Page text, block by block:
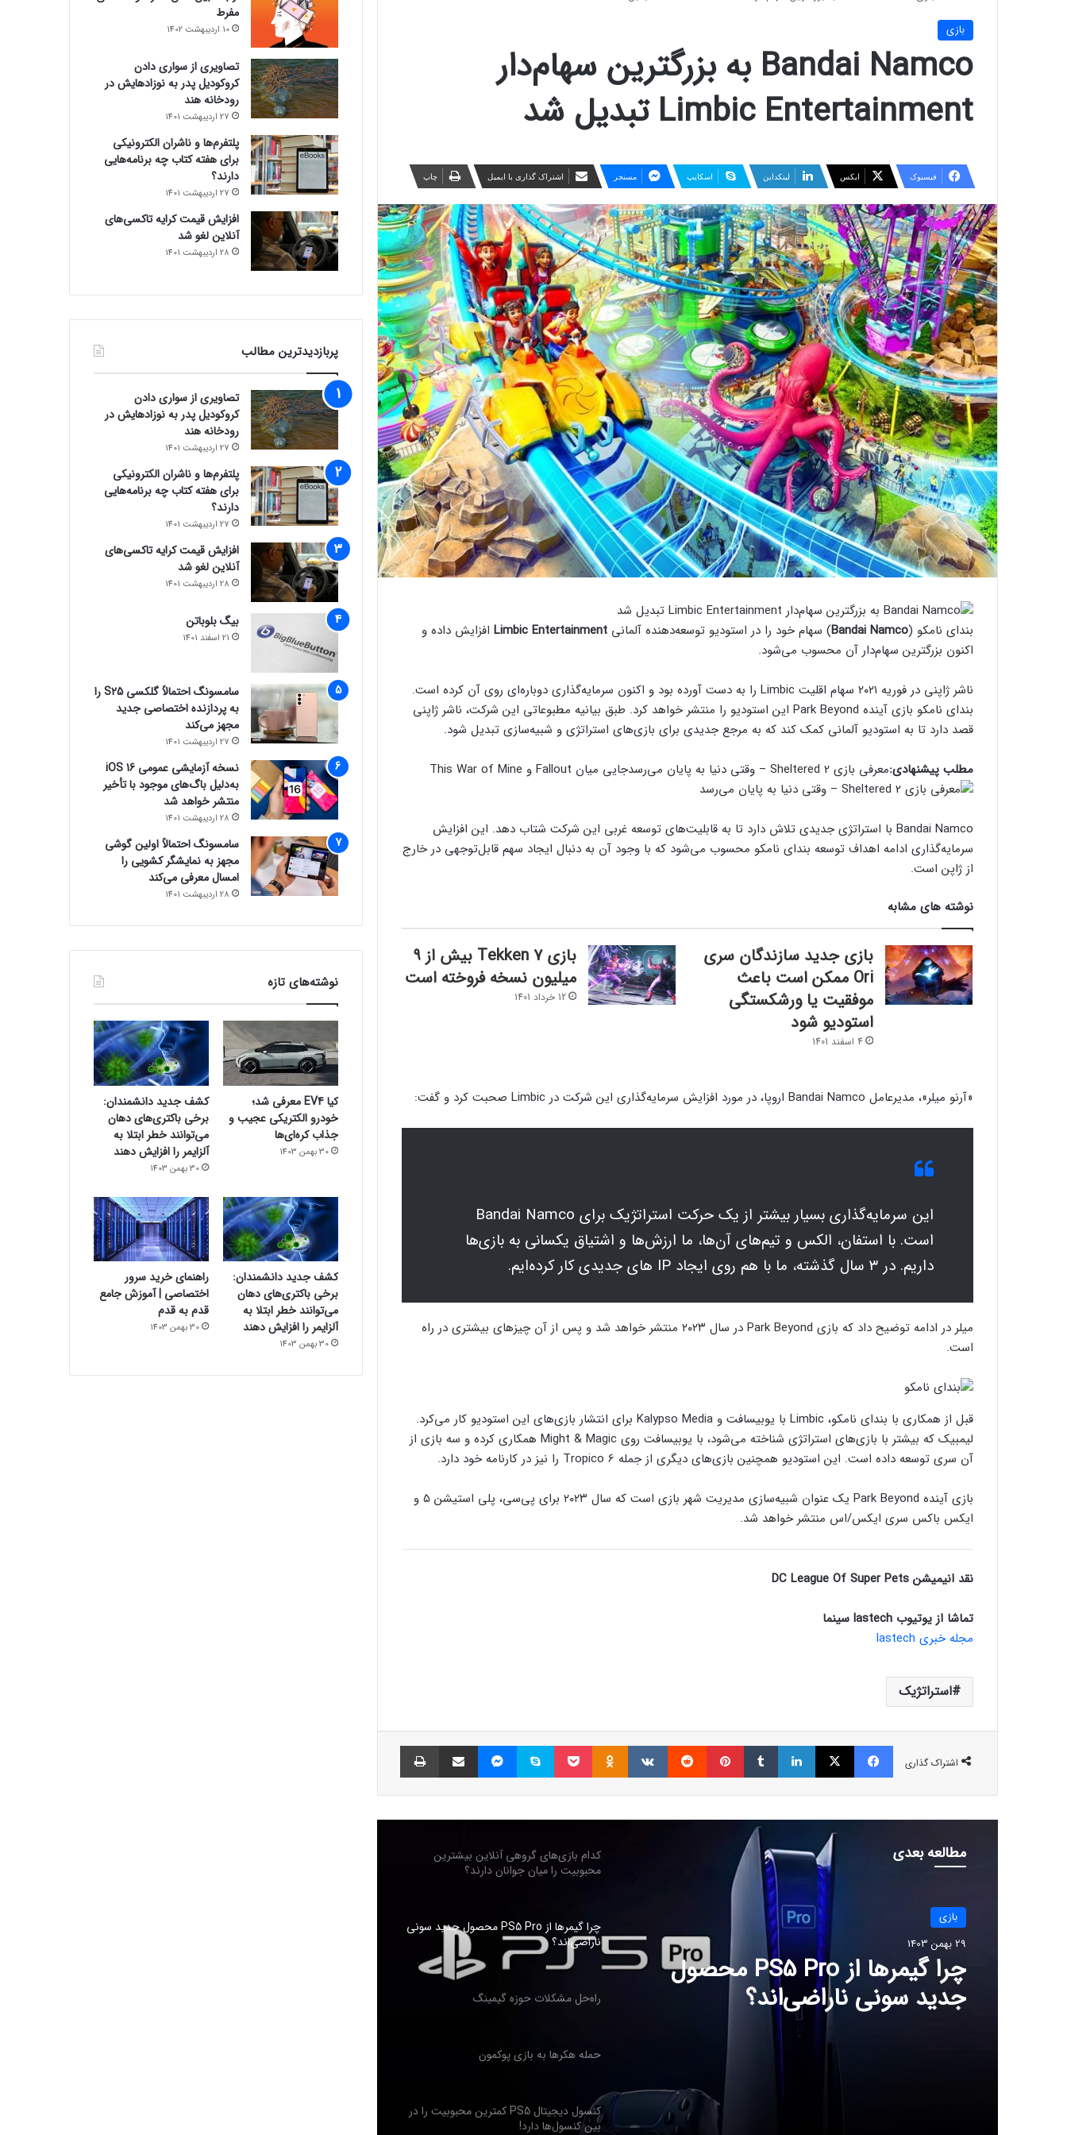
بازی
Bandai Namco به بزرگترین سهام‌دار
Limbic Entertainment تبدیل شد
فیسبوک ایکس لینکداین اسکایپ مسنجر اشتراک گذاری با ایمیل چاپ
بندای نامکو (Bandai Namco) سهام خود را در استودیو توسعه‌دهنده آلمانی Limbic Entertainment افزایش داده و
اکنون بزرگترین سهام‌دار آن محسوب می‌شود.
ناشر ژاپنی در فوریه ۲۰۲۱ سهام اقلیت Limbic را به دست آورده بود و اکنون سرمایه‌گذاری دوباره‌ای روی آن کرده است.
بندای نامکو بازی آینده Park Beyond این استودیو را منتشر خواهد کرد. طبق بیانیه مطبوعاتی این شرکت، ناشر ژاپنی
قصد دارد تا به استودیو آلمانی کمک کند که به مرجع جدیدی برای بازی‌های استراتژی و شبیه‌سازی تبدیل شود.
مطلب پیشنهادی:معرفی بازی Sheltered 2 – وقتی دنیا به پایان می‌رسد جایی میان Fallout و This War of Mine
Bandai Namco با استراتژی جدیدی تلاش دارد تا به قابلیت‌های توسعه غربی این شرکت شتاب دهد. این افزایش
سرمایه‌گذاری ادامه اهداف توسعه بندای نامکو محسوب می‌شود که با وجود آن به دنبال ایجاد سهم قابل‌توجهی در خارج
از ژاپن است.
نوشته های مشابه
بازی جدید سازندگان سری
Ori ممکن است باعث
موفقیت یا ورشکستگی
استودیو شود
4 اسفند 1401
بازی Tekken 7 بیش از ۹
میلیون نسخه فروخته است
12 خرداد 1401
«آرنو میلر»، مدیرعامل Bandai Namco اروپا، در مورد افزایش سرمایه‌گذاری این شرکت در Limbic صحبت کرد و گفت:
این سرمایه‌گذاری بسیار بیشتر از یک حرکت استراتژیک برای Bandai Namco
است. با استفان، الکس و تیم‌های آن‌ها، ما ارزش‌ها و اشتیاق یکسانی به بازی‌ها
داریم. در ۳ سال گذشته، ما با هم روی ایجاد IP های جدیدی کار کرده‌ایم.
میلر در ادامه توضیح داد که بازی Park Beyond در سال ۲۰۲۳ منتشر خواهد شد و پس از آن چیزهای بیشتری در راه
است.
قبل از همکاری با بندای نامکو، Limbic با یوبیسافت و Kalypso Media برای انتشار بازی‌های این استودیو کار می‌کرد.
لیمبیک که بیشتر با بازی‌های استراتژی شناخته می‌شود، با یوبیسافت روی Might & Magic همکاری کرده و سه بازی از
آن سری توسعه داده است. این استودیو همچنین بازی‌های دیگری از جمله Tropico 6 را نیز در کارنامه خود دارد.
بازی آینده Park Beyond یک عنوان شبیه‌سازی مدیریت شهر بازی است که سال ۲۰۲۳ برای پی‌سی، پلی استیشن ۵ و
ایکس باکس سری ایکس/اس منتشر خواهد شد.
نقد انیمیشن DC League Of Super Pets
تماشا از یوتیوب lastech سینما
مجله خبری lastech
استراتژیک
اشتراک گذاری
فیسبوک ایکس لینکداین تامبلر پینتریست Reddit
VKontakte
Odnoklassniki پاکت اسکایپ مسنجر اشتراک گذاری با ایمیل
مطالعه بعدی
بازی
29 بهمن 1403
چرا گیمرها از PS5 Pro محصول
جدید سونی ناراضی‌اند؟
کنسول دیجیتال PS5 کمترین محبوبیت را در
بین کنسول‌ها دارد!
اینفوگرافیک: در سال ۲۰۲۵ منتظر این
گسترده‌ای شد
منفی ندارد
کدام بازی‌های گروهی آنلاین بیشترین
محبوبیت را میان جوانان دارند؟
چرا گیمرها از PS5 Pro محصول جدید سونی
ناراضی‌اند؟
راه‌حل مشکلات حوزه گیمینگ
حمله هکرها به بازی پوکمون
کنسول دیجیتال PS5 کمترین محبوبیت را در
بین کنسول‌ها دارد!
مفرط
10 اردیبهشت 1402
تصاویری از سواری دادن
کروکودیل پدر به نوزادهایش در
رودخانه هند
27 اردیبهشت 1401
پلتفرم‌ها و ناشران الکترونیکی
برای هفته کتاب چه برنامه‌هایی
دارند؟
27 اردیبهشت 1401
افزایش قیمت کرایه تاکسی‌های
آنلاین لغو شد
28 اردیبهشت 1401
پربازدیدترین مطالب
تصاویری از سواری دادن
کروکودیل پدر به نوزادهایش در
رودخانه هند
27 اردیبهشت 1401
پلتفرم‌ها و ناشران الکترونیکی
برای هفته کتاب چه برنامه‌هایی
دارند؟
27 اردیبهشت 1401
افزایش قیمت کرایه تاکسی‌های
آنلاین لغو شد
28 اردیبهشت 1401
بیگ بلوباتن
21 اسفند 1401
سامسونگ احتمالاً گلکسی S25 را
به پردازنده اختصاصی جدید
مجهز می‌کند
27 اردیبهشت 1401
نسخه آزمایشی عمومی iOS 16
به‌دلیل باگ‌های موجود با تأخیر
منتشر خواهد شد
28 اردیبهشت 1401
سامسونگ احتمالاً اولین گوشی
مجهز به نمایشگر کشویی را
امسال معرفی می‌کند
28 اردیبهشت 1401
نوشته‌های تازه
کیا EV4 معرفی شد؛
خودرو الکتریکی عجیب و
جذاب کره‌ای‌ها
30 بهمن 1403
کشف جدید دانشمندان:
برخی باکتری‌های دهان
می‌توانند خطر ابتلا به
آلزایمر را افزایش دهند
30 بهمن 1403
کشف جدید دانشمندان:
برخی باکتری‌های دهان
می‌توانند خطر ابتلا به
آلزایمر را افزایش دهند
30 بهمن 1403
راهنمای خرید سرور
اختصاصی | آموزش جامع
قدم به قدم
30 بهمن 1403